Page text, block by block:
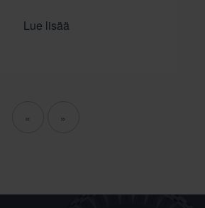
Lue lisää
« »